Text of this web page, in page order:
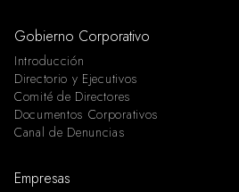
Gobierno Corporativo
Introducción
Directorio y Ejecutivos
Comité de Directores
Documentos Corporativos
Canal de Denuncias
Empresas